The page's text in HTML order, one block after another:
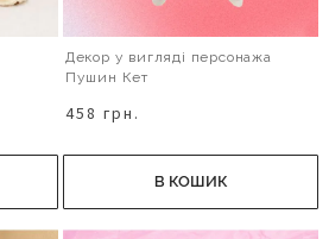
Декор у вигляді персонажа
Пушин Кет
458 грн.
В КОШИК